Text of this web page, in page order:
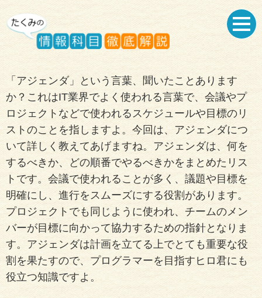
「アジェンダ」という言葉、聞いたことあります
か？これはIT業界でよく使われる言葉で、会議やプ
ロジェクトなどで使われるスケジュールや目標のリ
ストのことを指しますよ。今回は、アジェンダにつ
いて詳しく教えてあげますね。アジェンダは、何を
するべきか、どの順番でやるべきかをまとめたリス
トです。会議で使われることが多く、議題や目標を
明確にし、進行をスムーズにする役割があります。
プロジェクトでも同じように使われ、チームのメン
バーが目標に向かって協力するための指針となりま
す。アジェンダは計画を立てる上でとても重要な役
割を果たすので、プログラマーを目指すヒロ君にも
役立つ知識ですよ。